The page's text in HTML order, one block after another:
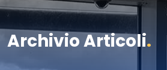
Archivio Articoli.